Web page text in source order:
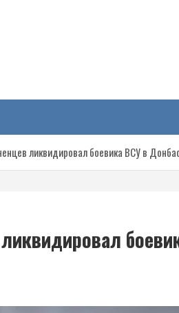
на
в Новороссии,
ликвидировал боевика ВСУ в